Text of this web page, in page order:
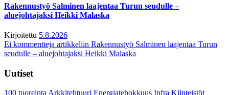
Rakennustyö Salminen laajentaa Turun seudulle –
aluejohtajaksi Heikki Malaska
Kirjoitettu 5.8.2026
Ei kommentteja artikkeliin Rakennustyö Salminen laajentaa Turun
seudulle – aluejohtajaksi Heikki Malaska
Uutiset
100 tuoreintaArkkitehtuuri Energiatehokkuus Infra Kiinteistöt